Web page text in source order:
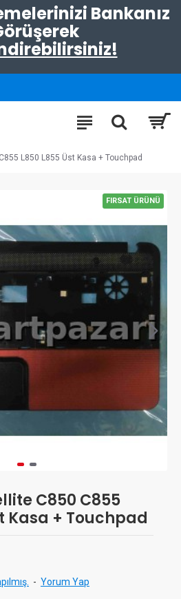
Bankanız
L850 L855 Üst Kasa + Touchpad
FIRSAT ÜRÜNÜ
C850 C855
Kasa + Touchpad
- Yorum Yap